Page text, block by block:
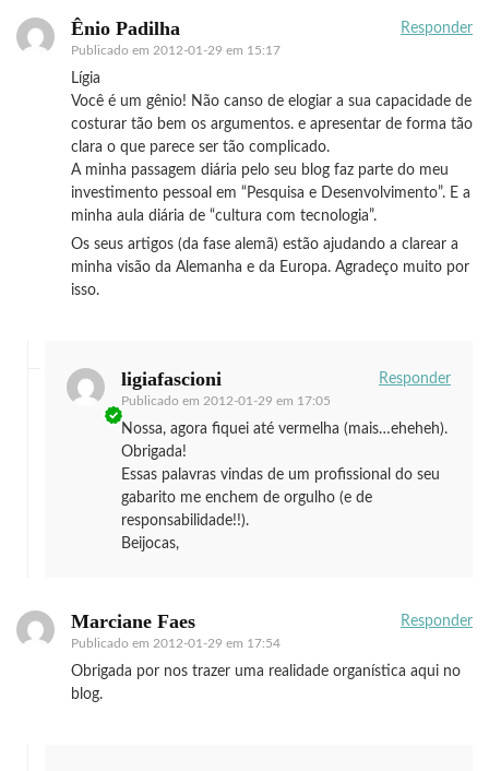
Ênio Padilha
Publicado em 2012-01-29 em 15:17
Responder
Lígia
Você é um gênio! Não canso de elogiar a sua capacidade de
costurar tão bem os argumentos. e apresentar de forma tão
clara o que parece ser tão complicado.
A minha passagem diária pelo seu blog faz parte do meu
investimento pessoal em “Pesquisa e Desenvolvimento”. E a
minha aula diária de “cultura com tecnologia”.
Os seus artigos (da fase alemã) estão ajudando a clarear a
minha visão da Alemanha e da Europa. Agradeço muito por
isso.
ligiafascioni
Publicado em 2012-01-29 em 17:05
Responder
Nossa, agora fiquei até vermelha (mais…eheheh).
Obrigada!
Essas palavras vindas de um profissional do seu
gabarito me enchem de orgulho (e de
responsabilidade!!).
Beijocas,
Marciane Faes
Publicado em 2012-01-29 em 17:54
Responder
Obrigada por nos trazer uma realidade organística aqui no
blog.